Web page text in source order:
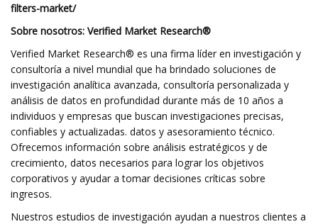
filters-market/
Sobre nosotros: Verified Market Research®
Verified Market Research® es una firma líder en investigación y
consultoría a nivel mundial que ha brindado soluciones de
investigación analítica avanzada, consultoría personalizada y
análisis de datos en profundidad durante más de 10 años a
individuos y empresas que buscan investigaciones precisas,
confiables y actualizadas. datos y asesoramiento técnico.
Ofrecemos información sobre análisis estratégicos y de
crecimiento, datos necesarios para lograr los objetivos
corporativos y ayudar a tomar decisiones críticas sobre
ingresos.
Nuestros estudios de investigación ayudan a nuestros clientes a